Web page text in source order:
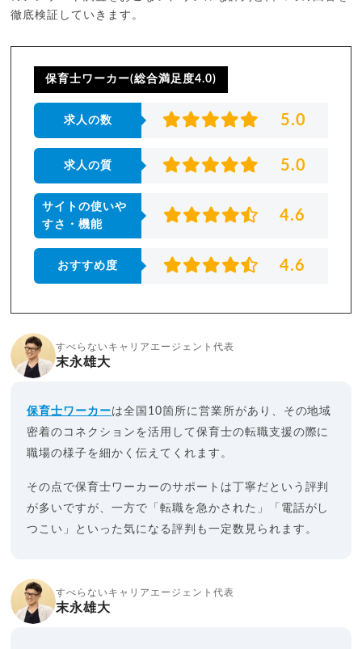
徹底検証していきます。
保育士ワーカー(総合満足度4.0)
求人の数 5.0
求人の質 5.0
サイトの使いや
すさ・機能
4.6
おすすめ度 4.6
すべらないキャリアエージェント代表
末永雄大
保育士ワーカーは全国10箇所に営業所があり、その地域
密着のコネクションを活用して保育士の転職支援の際に
職場の様子を細かく伝えてくれます。
その点で保育士ワーカーのサポートは丁寧だという評判
が多いですが、一方で「転職を急かされた」「電話がし
つこい」といった気になる評判も一定数見られます。
すべらないキャリアエージェント代表
末永雄大